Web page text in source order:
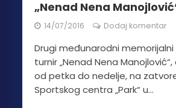
„Nenad Nena
14/07/2016 Dodaj komentar
Drugi međunarodni
turnir „Nenad Nena
od petka do nedelje, na
Sportskog centra „Park“ u...